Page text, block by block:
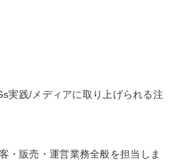
実践/メディアに取り上げられる注
・販売・運営業務全般を担当しま